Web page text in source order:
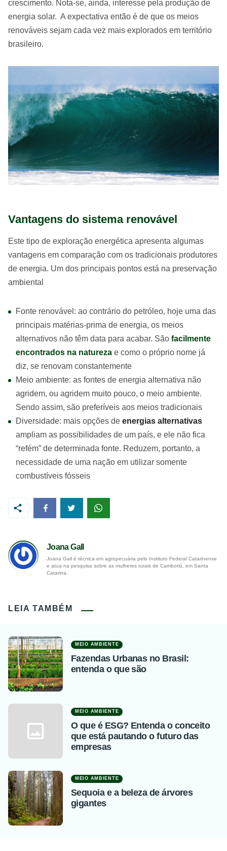
crescimento. Nota-se, ainda, interesse pela produção de
energia solar. A expectativa então é de que os meios
renováveis sejam cada vez mais explorados em território
brasileiro.
Vantagens do sistema renovável
Este tipo de exploração energética apresenta algumas
vantagens em comparação com os tradicionais produtores
de energia. Um dos principais pontos está na preservação
ambiental
Fonte renovável: ao contrário do petróleo, hoje uma das
principais matérias-prima de energia, os meios
alternativos não têm data para acabar. São facilmente
encontrados na natureza e como o próprio nome já
diz, se renovam constantemente
Meio ambiente: as fontes de energia alternativa não
agridem, ou agridem muito pouco, o meio ambiente.
Sendo assim, são preferíveis aos meios tradicionais
Diversidade: mais opções de energias alternativas
ampliam as possibilidades de um país, e ele não fica
“refém” de determinada fonte. Reduzem, portanto, a
necessidade de uma nação em utilizar somente
combustíveis fósseis
Joana Gall
Joana Gall é técnica em agropecuária pelo Instituto Federal Catarinense
e atua na pesquisa sobre as mulheres rurais de Camboriú, em Santa
Catarina.
LEIA TAMBÉM
MEIO AMBIENTE
Fazendas Urbanas no Brasil:
entenda o que são
MEIO AMBIENTE
O que é ESG? Entenda o conceito
que está pautando o futuro das
empresas
MEIO AMBIENTE
Sequoia e a beleza de árvores
gigantes